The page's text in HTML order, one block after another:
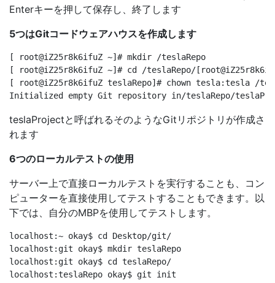
Enterキーを押して保存し、終了します
5つはGitコードウェアハウスを作成します
[ root@iZ25r8k6ifuZ ~]# mkdir /teslaRepo
[ root@iZ25r8k6ifuZ ~]# cd /teslaRepo/
[ root@iZ25r8k6ifuZ teslaRepo]# chown tesla:tesla /
teslaProjectと呼ばれるそのようなGitリポジトリが作成さ
れます
6つのローカルテストの使用
サーバー上で直接ローカルテストを実行することも、コン
ピューターを直接使用してテストすることもできます。以
下では、自分のMBPを使用してテストします。
localhost:~ okay$ cd Desktop/git/
localhost:git okay$ mkdir teslaRepo
localhost:git okay$ cd teslaRepo/
localhost:teslaRepo okay$ git init